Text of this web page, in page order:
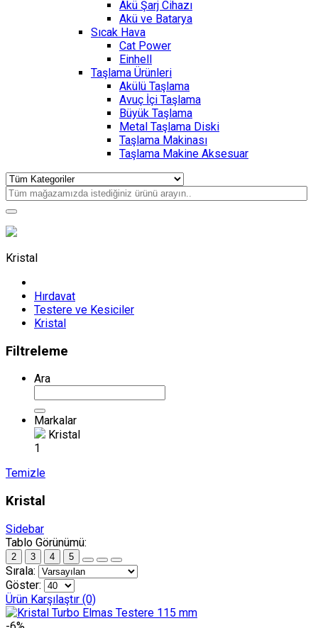
Akü Şarj Cihazı
Akü ve Batarya
Sıcak Hava
Cat Power
Einhell
Taşlama Ürünleri
Akülü Taşlama
Avuç İçi Taşlama
Büyük Taşlama
Metal Taşlama Diski
Taşlama Makinası
Taşlama Makine Aksesuar
Kristal
Hırdavat
Testere ve Kesiciler
Kristal
Filtreleme
Ara
Markalar
Kristal
1
Temizle
Kristal
Sidebar
Tablo Görünümü:
2 3 4 5
Sırala:
Göster:
Ürün Karşılaştır (0)